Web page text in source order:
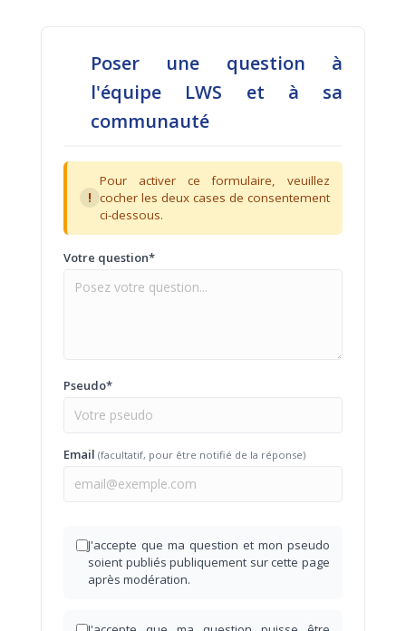
Poser une question à
l'équipe LWS et à sa
communauté
!
Pour activer ce formulaire, veuillez
cocher les deux cases de consentement
ci-dessous.
Votre question*
Pseudo*
Email (facultatif, pour être notifié de la réponse)
J'accepte que ma question et mon pseudo
soient publiés publiquement sur cette page
après modération.